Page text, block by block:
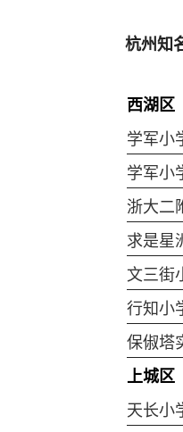
杭州知
西湖区
学军小
学军小
浙大二
求是星
文三街
行知小
保俶塔
上城区
天长小